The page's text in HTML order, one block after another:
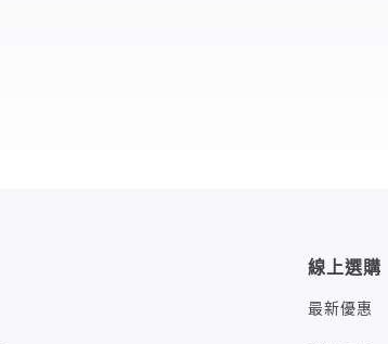
線上選購
最新優惠